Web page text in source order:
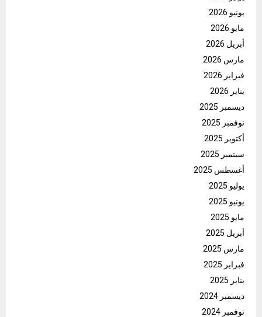
يونيو 2026
مايو 2026
أبريل 2026
مارس 2026
فبراير 2026
يناير 2026
ديسمبر 2025
نوفمبر 2025
أكتوبر 2025
سبتمبر 2025
أغسطس 2025
يوليو 2025
يونيو 2025
مايو 2025
أبريل 2025
مارس 2025
فبراير 2025
يناير 2025
ديسمبر 2024
نوفمبر 2024